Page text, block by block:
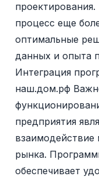
процесс еще
оптимальные
данных и опыта
Интеграция
наш.дом.рф
предприятия
рынка.
обеспечивает